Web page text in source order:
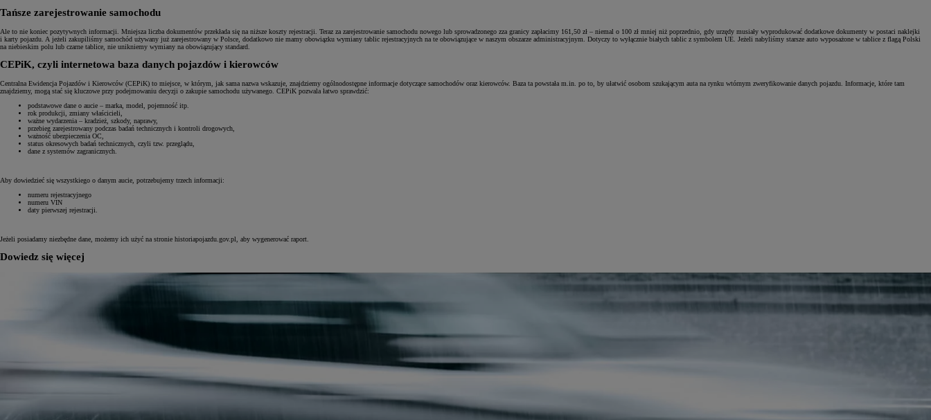
Tańsze zarejestrowanie samochodu
Ale to nie koniec pozytywnych informacji. Mniejsza liczba dokumentów przekłada się na niższe koszty rejestracji. Teraz za zarejestrowanie samochodu nowego lub sprowadzonego zza granicy zapłacimy 161,50 zł – niemal o 100 zł mniej niż poprzednio, gdy urzędy musiały wyprodukować dodatkowe dokumenty w postaci naklejki
i karty pojazdu. A jeżeli zakupiliśmy samochód używany już zarejestrowany w Polsce, dodatkowo nie mamy obowiązku wymiany tablic rejestracyjnych na te obowiązujące w naszym obszarze administracyjnym. Dotyczy to wyłącznie białych tablic z symbolem UE. Jeżeli nabyliśmy starsze auto wyposażone w tablice z flagą Polski
na niebieskim polu lub czarne tablice, nie unikniemy wymiany na obowiązujący standard.
CEPiK, czyli internetowa baza danych pojazdów i kierowców
Centralna Ewidencja Pojazdów i Kierowców (CEPiK) to miejsce, w którym, jak sama nazwa wskazuje, znajdziemy ogólnodostępne informacje dotyczące samochodów oraz kierowców. Baza ta powstała m.in. po to, by ułatwić osobom szukającym auta na rynku wtórnym zweryfikowanie danych pojazdu. Informacje, które tam
znajdziemy, mogą stać się kluczowe przy podejmowaniu decyzji o zakupie samochodu używanego. CEPiK pozwala łatwo sprawdzić:
podstawowe dane o aucie – marka, model, pojemność itp.
rok produkcji, zmiany właścicieli,
ważne wydarzenia – kradzież, szkody, naprawy,
przebieg zarejestrowany podczas badań technicznych i kontroli drogowych,
ważność ubezpieczenia OC,
status okresowych badań technicznych, czyli tzw. przeglądu,
dane z systemów zagranicznych.
Aby dowiedzieć się wszystkiego o danym aucie, potrzebujemy trzech informacji:
numeru rejestracyjnego
numeru VIN
daty pierwszej rejestracji.
Jeżeli posiadamy niezbędne dane, możemy ich użyć na stronie historiapojazdu.gov.pl, aby wygenerować raport.
Dowiedz się więcej